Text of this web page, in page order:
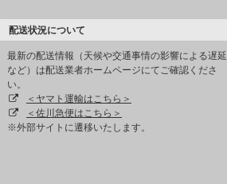
配送状況について
最新の配送情報（天候や交通事情の影響による遅延
など）は配送業者ホームページにてご確認くださ
い。
＜ヤマト運輸はこちら＞
＜佐川急便はこちら＞
※外部サイトに遷移いたします。